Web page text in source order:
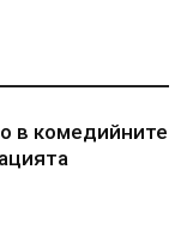
в комедийните